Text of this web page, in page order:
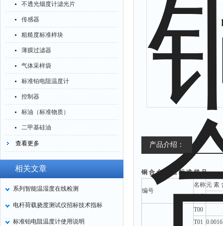
不透光烟度计滤光片
传感器
粗糙度标准样块
薄膜过滤器
气体采样袋
标准铂电阻温度计
控制器
标油（标准物质）
二甲基硅油
查看更多
相关文章
系列智能温湿度在线检测
电杆荷载挠度测试仪招标技术指标
标准铂电阻温度计使用说明
产品介绍：
铜 合 金 光 谱 标 准 样 品
编号
名称元 素
T00
T01 0.0016